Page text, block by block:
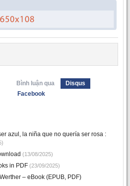
Bình luận qua
Disqus
Facebook
azul, la niña que no quería ser rosa :
(13/08/2025)
in PDF (23/09/2025)
– eBook (EPUB, PDF)